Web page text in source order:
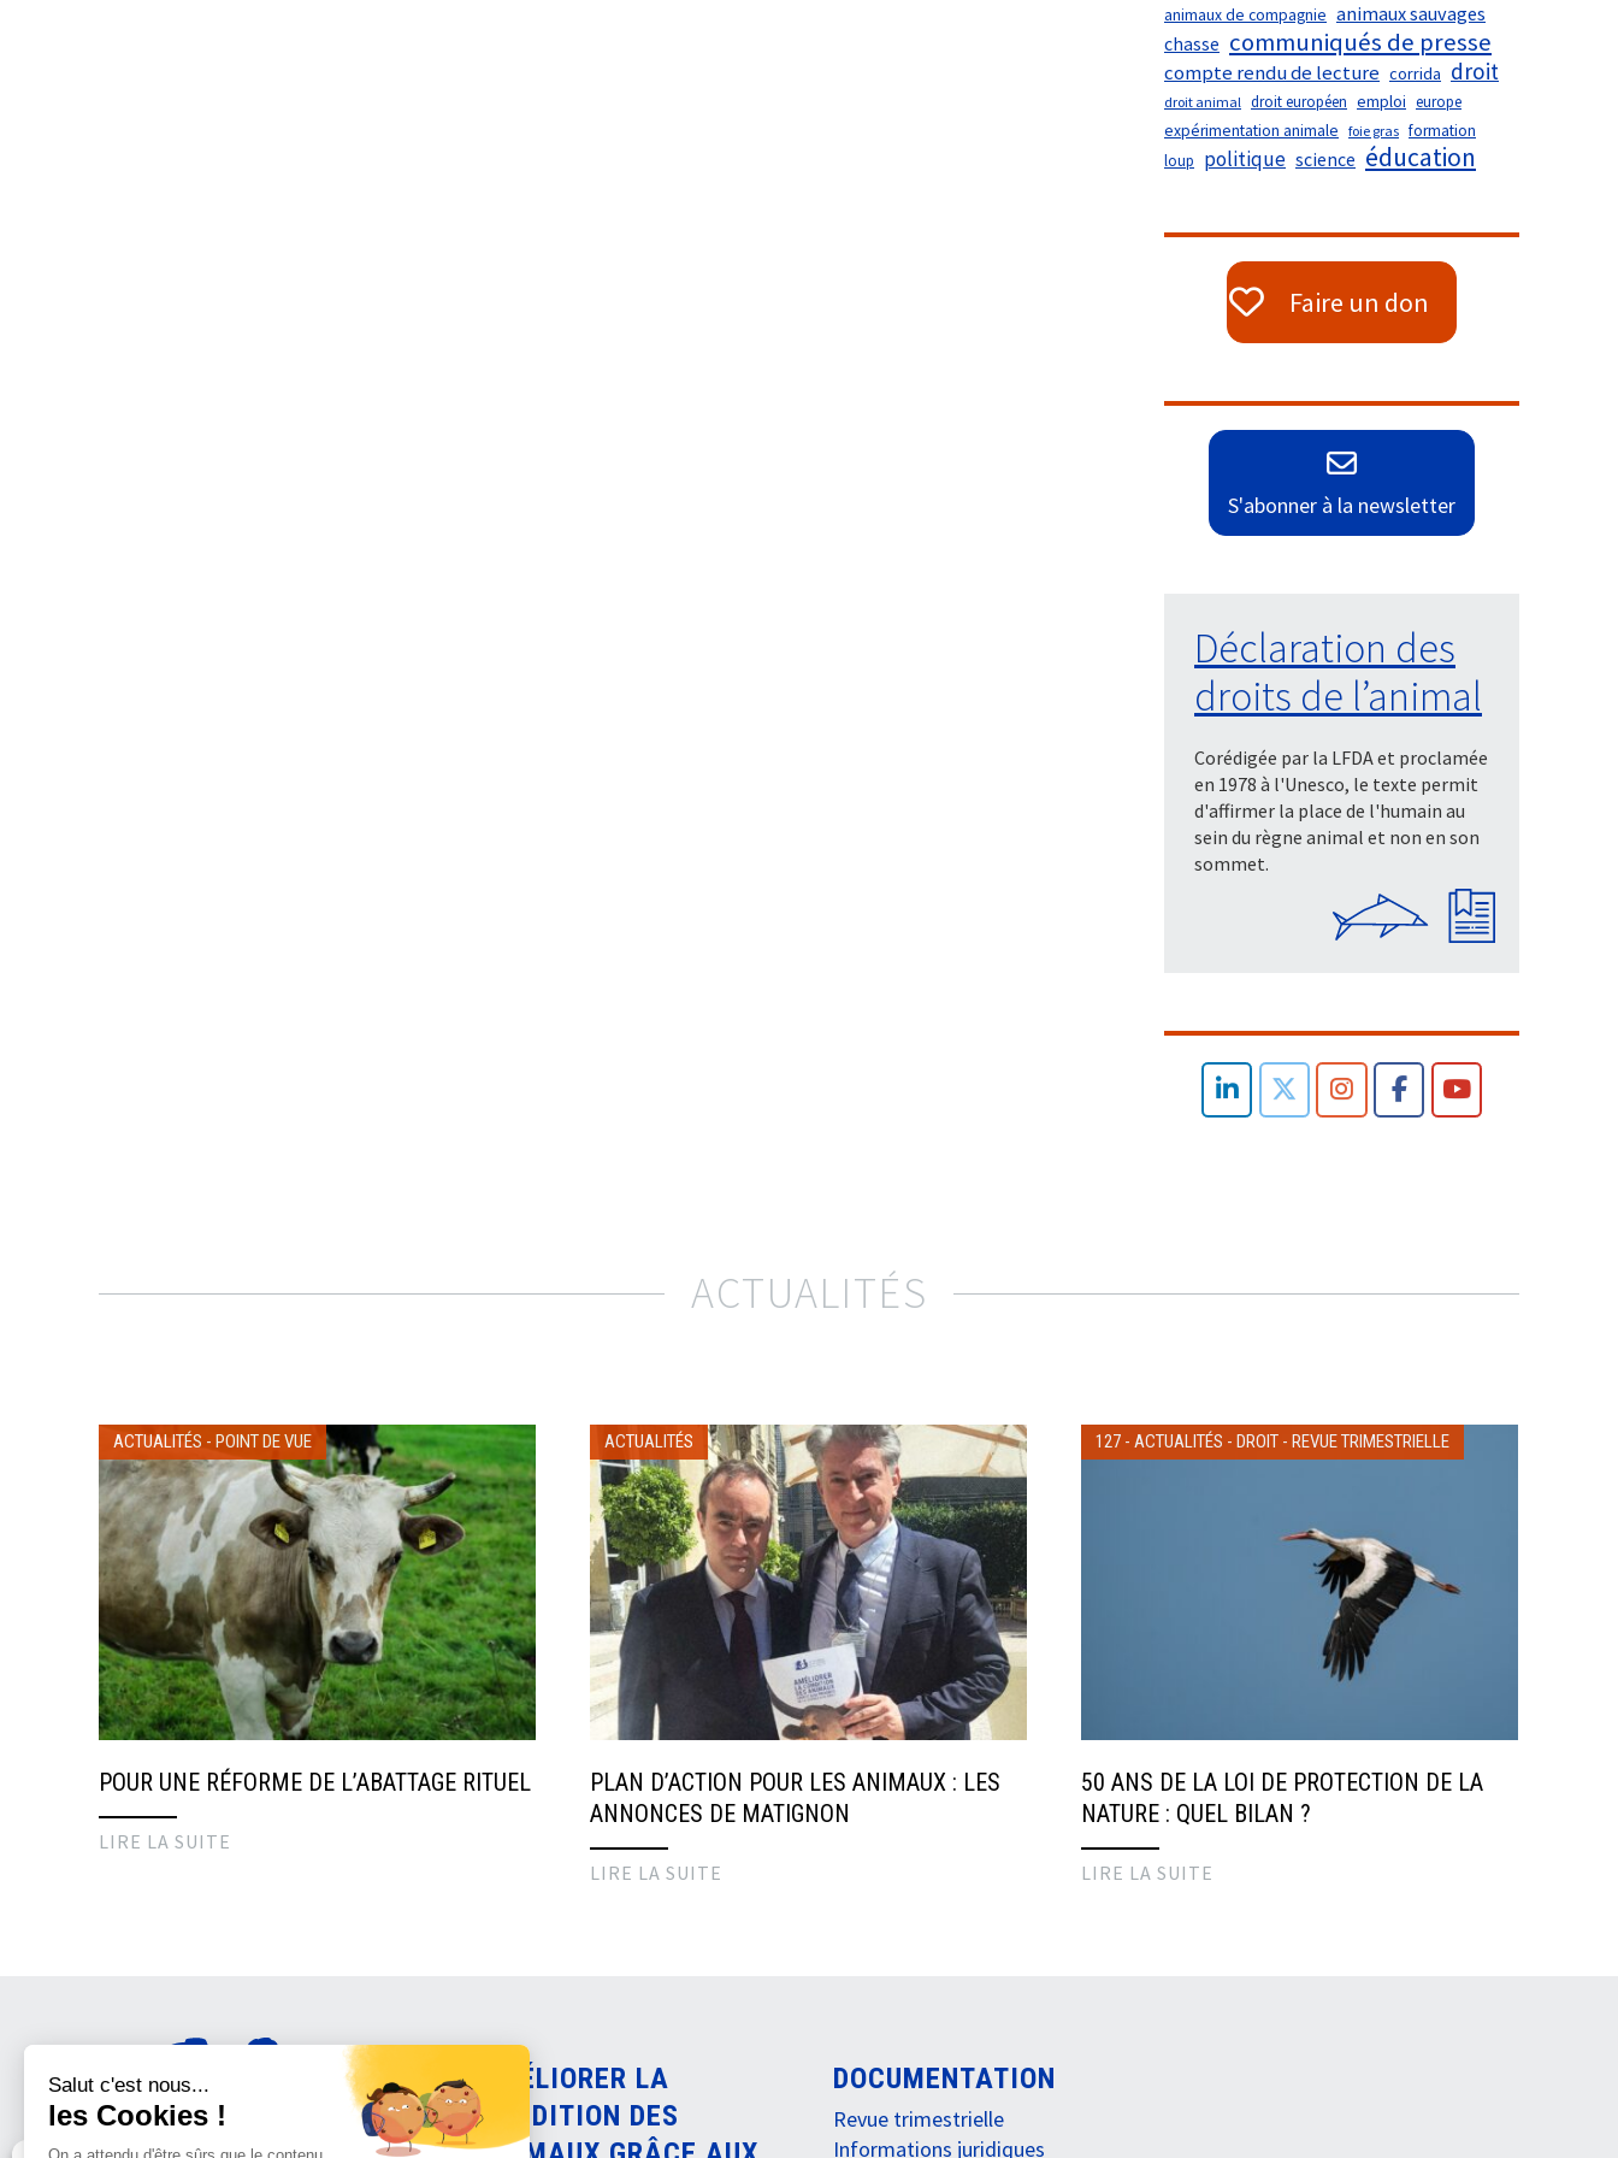
animaux de compagnie animaux sauvages
chasse communiqués de presse
compte rendu de lecture corrida droit
droit animal droit européen emploi europe
expérimentation animale foie gras formation
loup politique science éducation
Faire un don
S'abonner à la newsletter
Déclaration des
droits de l’animal
Corédigée par la LFDA et proclamée
en 1978 à l'Unesco, le texte permit
d'affirmer la place de l'humain au
sein du règne animal et non en son
sommet.
ACTUALITÉS
ACTUALITÉS - POINT DE VUE
POUR UNE RÉFORME DE L’ABATTAGE RITUEL
LIRE LA SUITE
ACTUALITÉS
PLAN D’ACTION POUR LES ANIMAUX : LES
ANNONCES DE MATIGNON
LIRE LA SUITE
127- ACTUALITÉS - DROIT- REVUE TRIMESTRIELLE
50 ANS DE LA LOI DE PROTECTION DE LA
NATURE : QUEL BILAN ?
LIRE LA SUITE
AMÉLIORER LA
CONDITION DES
DOCUMENTATION
Revue trimestrielle
Informations juridiques